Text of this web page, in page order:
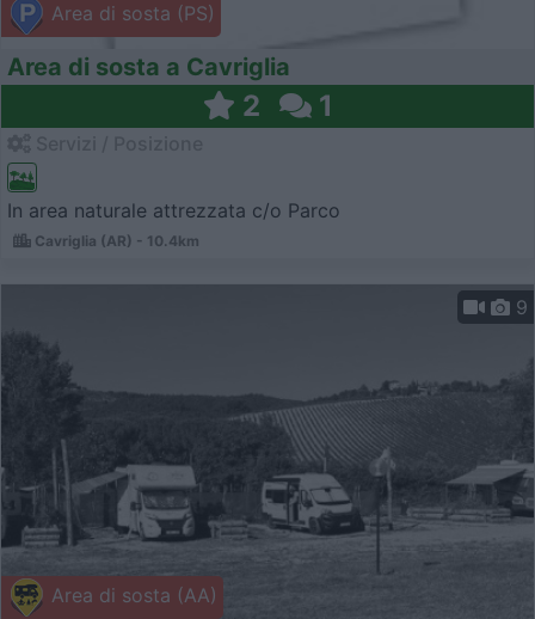
Area di sosta (PS)
Area di sosta a Cavriglia
2 1
In area naturale attrezzata c/o Parco
Cavriglia (AR) - 10.4km
Area di sosta (AA)
9